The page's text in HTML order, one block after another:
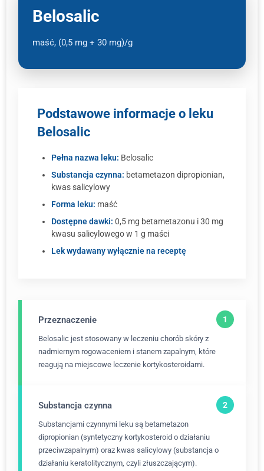
Belosalic
maść, (0,5 mg + 30 mg)/g
Podstawowe informacje o leku
Belosalic
Pełna nazwa leku: Belosalic
Substancja czynna: betametazon dipropionian,
kwas salicylowy
Forma leku: maść
Dostępne dawki: 0,5 mg betametazonu i 30 mg
kwasu salicylowego w 1 g maści
Lek wydawany wyłącznie na receptę
Przeznaczenie
Belosalic jest stosowany w leczeniu chorób skóry z
nadmiernym rogowaceniem i stanem zapalnym, które
reagują na miejscowe leczenie kortykosteroidami.
Substancja czynna
Substancjami czynnymi leku są betametazon
dipropionian (syntetyczny kortykosteroid o działaniu
przeciwzapalnym) oraz kwas salicylowy (substancja o
działaniu keratolitycznym, czyli złuszczającym).